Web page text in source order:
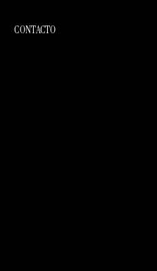
CONTACTO